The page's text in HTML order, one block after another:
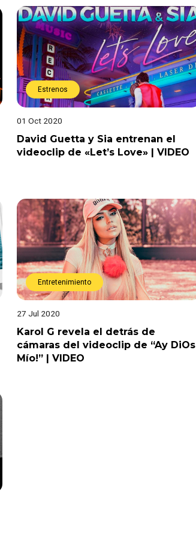
Estrenos
01 Oct 2020
David Guetta y Sia entrenan el
videoclip de «Let’s Love» | VIDEO
Entretenimiento
27 Jul 2020
Karol G revela el detrás de
cámaras del videoclip de “Ay DiOs
Mío!” | VIDEO